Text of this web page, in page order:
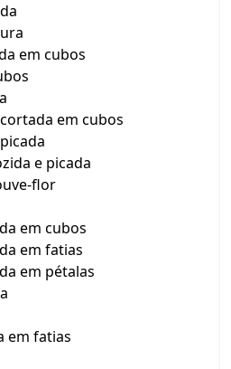
em cubos
em cubos
e picada
flor
em cubos
em fatias
em pétalas
em fatias